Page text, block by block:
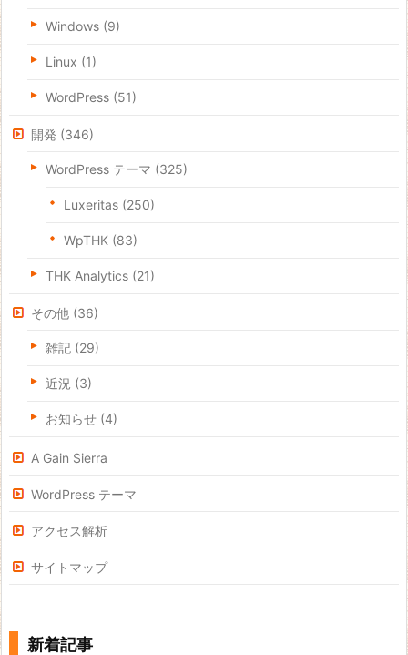
Windows (9)
Linux (1)
WordPress (51)
開発 (346)
WordPress テーマ (325)
Luxeritas (250)
WpTHK (83)
THK Analytics (21)
その他 (36)
雑記 (29)
近況 (3)
お知らせ (4)
A Gain Sierra
WordPress テーマ
アクセス解析
サイトマップ
新着記事